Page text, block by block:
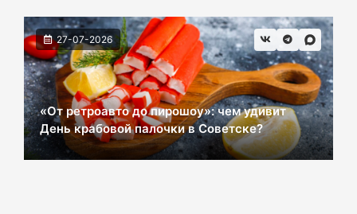
На двух перекрёстках в Калининграде теперь
нужно ехать по-новому
05-08-2026
«Народный фронт»: Людям приходится жить
в сырости с земляными блохами и плесенью
27-07-2026
«От ретроавто до пирошоу»: чем удивит
День крабовой палочки в Советске?